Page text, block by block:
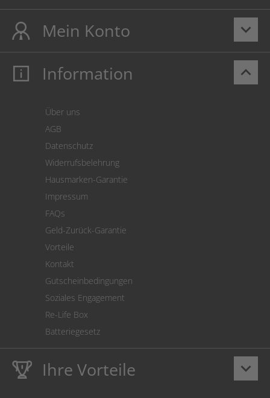
keyboard_arrow_down
Mein Konto
Mein Konto
Cookie Einstellungen
keyboard_arrow_up
Information
Über uns
AGB
Datenschutz
Widerrufsbelehrung
Hausmarken-Garantie
Impressum
FAQs
Geld-Zurück-Garantie
Vorteile
Kontakt
Gutscheinbedingungen
Soziales Engagement
Re-Life Box
Batteriegesetz
keyboard_arrow_down
Ihre Vorteile